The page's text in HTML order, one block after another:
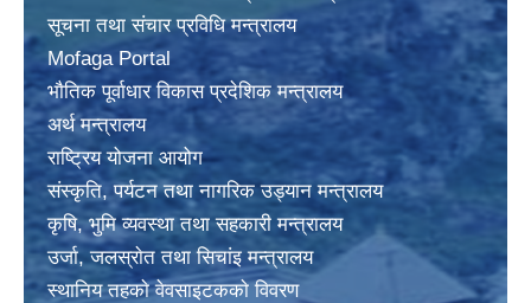
सूचना तथा संचार प्रविधि मन्त्रालय
Mofaga Portal
भाैतिक पूर्वाधार विकास प्रदेशिक मन्त्रालय
अर्थ मन्त्रालय
राष्ट्रिय योजना आयोग
संस्कृति, पर्यटन तथा नागरिक उड्यान मन्त्रालय
कृषि, भुमि व्यवस्था तथा सहकारी मन्त्रालय
उर्जा, जलस्राेत तथा सिचांइ मन्त्रालय
स्थानिय तहकाे वेवसाइटककाे विवरण